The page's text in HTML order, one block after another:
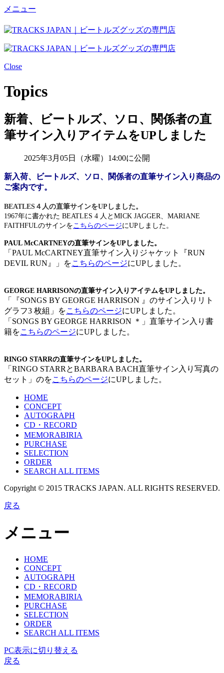
メニュー
Close
Topics
新着、ビートルズ、ソロ、関係者の直
筆サイン入りアイテムをUPしました
2025年3月05日（水曜）14:00に公開
新入荷、ビートルズ、ソロ、関係者の直筆サイン入り商品の
ご案内です。
BEATLES４人の直筆サインをUPしました。
1967年に書かれた BEATLES 4 人とMICK JAGGER、MARIANE
FAITHFULのサインをこちらのページにUPしました。
PAUL McCARTNEYの直筆サインをUPしました。
「PAUL McCARTNEY直筆サイン入りジャケット『RUN
DEVIL RUN』」をこちらのページにUPしました。
GEORGE HARRISONの直筆サイン入りアイテムをUPしました。
「『SONGS BY GEORGE HARRISON 』のサイン入りリト
グラフ3 枚組」をこちらのページにUPしました。
「SONGS BY GEORGE HARRISON ＊」直筆サイン入り書
籍をこちらのページにUPしました。
RINGO STARRの直筆サインをUPしました。
「RINGO STARRとBARBARA BACH直筆サイン入り写真の
セット」のをこちらのページにUPしました。
HOME
CONCEPT
AUTOGRAPH
CD・RECORD
MEMORABIRIA
PURCHASE
SELECTION
ORDER
SEARCH ALL ITEMS
Copyright © 2015 TRACKS JAPAN. ALL RIGHTS RESERVED.
戻る
メニュー
HOME
CONCEPT
AUTOGRAPH
CD・RECORD
MEMORABIRIA
PURCHASE
SELECTION
ORDER
SEARCH ALL ITEMS
PC表示に切り替える
戻る